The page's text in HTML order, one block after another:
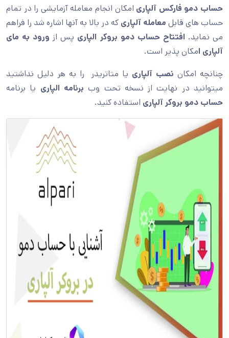
حساب دمو فارکس آلپاری امکان انجام معامله آزمایشی را در تمام
حساب های قابل معامله آلپاری که در بالا به آنها اشاره شد را فراهم
می نماید. افتتاح حساب دمو بروکر الپاری پس از ورود به مای
آلپاری امکان پذیر است.
چنانچه امکان نصب آلپاری یا متاتریدر را به هر دلیل نداشتید
میتوانید در نهایت از نسخه تحت وب برنامه الپاری یا برنامه
حساب دمو بروکر آلپاری استفاده کنید.